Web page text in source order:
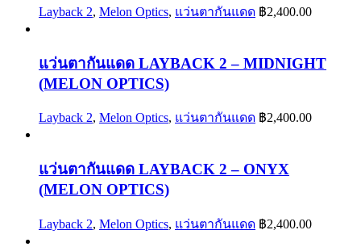
Layback 2, Melon Optics, แว่นตากันแดด ฿2,400.00
แว่นตากันแดด LAYBACK 2 – MIDNIGHT
(MELON OPTICS)
Layback 2, Melon Optics, แว่นตากันแดด ฿2,400.00
แว่นตากันแดด LAYBACK 2 – ONYX
(MELON OPTICS)
Layback 2, Melon Optics, แว่นตากันแดด ฿2,400.00